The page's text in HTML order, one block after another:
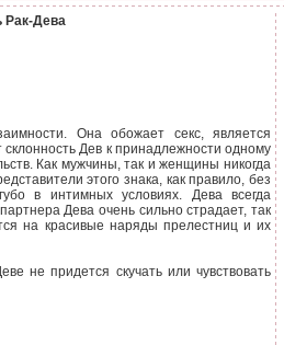
Рак-Дева
Она обожает секс, является
Дев к принадлежности одному
Как мужчины, так и женщины никогда
этого знака, как правило, без
в интимных условиях. Дева всегда
Дева очень сильно страдает, так
на красивые наряды прелестниц и их
не придется скучать или чувствовать